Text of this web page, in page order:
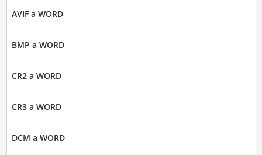
AVIF a WORD
BMP a WORD
CR2 a WORD
CR3 a WORD
DCM a WORD